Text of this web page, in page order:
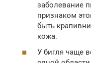
заболевание
признаком
быть
кожа.
У бигля чаще